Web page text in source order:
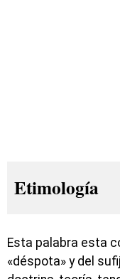
Etimología
Esta palabra esta
«déspota» y del